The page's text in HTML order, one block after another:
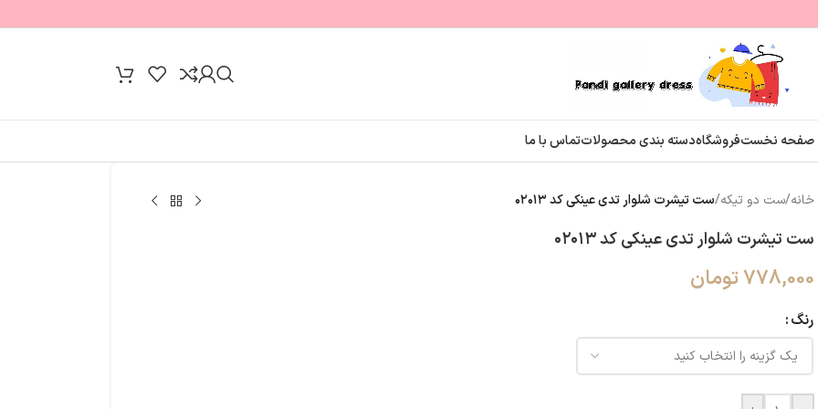
صفحه نخستفروشگاهدسته بندی محصولاتتماس با ما
خانه/ست دو تیکه/ست تیشرت شلوار تدی عینکی کد ۰۲۰۱۳
ست تیشرت شلوار تدی عینکی کد ۰۲۰۱۳
778,000تومان
رنگ